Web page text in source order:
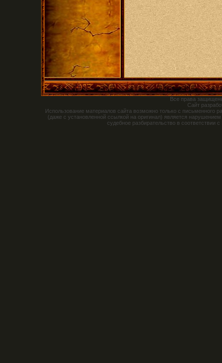
Все права
Сайт
Использование материалов сайта возможно только с письменного
(даже с установленной ссылкой на оригинал) является
судебное разбирательство в